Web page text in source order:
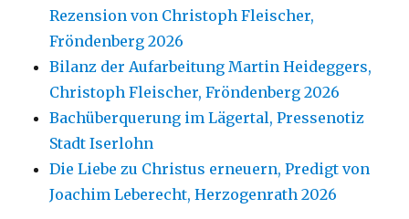
Rezension von Christoph Fleischer,
Fröndenberg 2026
Bilanz der Aufarbeitung Martin Heideggers,
Christoph Fleischer, Fröndenberg 2026
Bachüberquerung im Lägertal, Pressenotiz
Stadt Iserlohn
Die Liebe zu Christus erneuern, Predigt von
Joachim Leberecht, Herzogenrath 2026